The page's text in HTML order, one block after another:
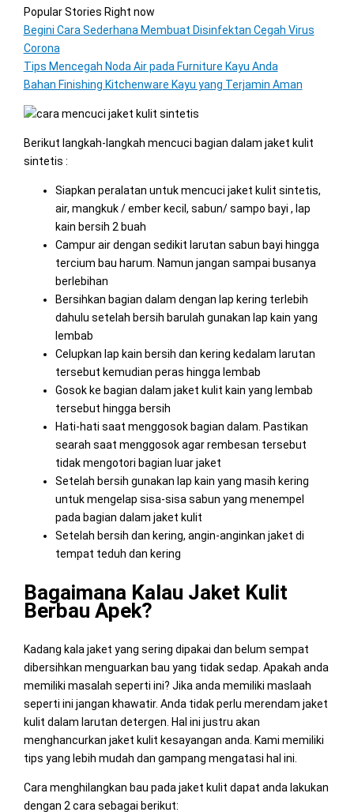
Popular Stories Right now
Begini Cara Sederhana Membuat Disinfektan Cegah Virus
Corona
Tips Mencegah Noda Air pada Furniture Kayu Anda
Bahan Finishing Kitchenware Kayu yang Terjamin Aman
Berikut langkah-langkah mencuci bagian dalam jaket kulit
sintetis :
Siapkan peralatan untuk mencuci jaket kulit sintetis,
air, mangkuk / ember kecil, sabun/ sampo bayi , lap
kain bersih 2 buah
Campur air dengan sedikit larutan sabun bayi hingga
tercium bau harum. Namun jangan sampai busanya
berlebihan
Bersihkan bagian dalam dengan lap kering terlebih
dahulu setelah bersih barulah gunakan lap kain yang
lembab
Celupkan lap kain bersih dan kering kedalam larutan
tersebut kemudian peras hingga lembab
Gosok ke bagian dalam jaket kulit kain yang lembab
tersebut hingga bersih
Hati-hati saat menggosok bagian dalam. Pastikan
searah saat menggosok agar rembesan tersebut
tidak mengotori bagian luar jaket
Setelah bersih gunakan lap kain yang masih kering
untuk mengelap sisa-sisa sabun yang menempel
pada bagian dalam jaket kulit
Setelah bersih dan kering, angin-anginkan jaket di
tempat teduh dan kering
Bagaimana Kalau Jaket Kulit
Berbau Apek?
Kadang kala jaket yang sering dipakai dan belum sempat
dibersihkan menguarkan bau yang tidak sedap. Apakah anda
memiliki masalah seperti ini? Jika anda memiliki maslaah
seperti ini jangan khawatir. Anda tidak perlu merendam jaket
kulit dalam larutan detergen. Hal ini justru akan
menghancurkan jaket kulit kesayangan anda. Kami memiliki
tips yang lebih mudah dan gampang mengatasi hal ini.
Cara menghilangkan bau pada jaket kulit dapat anda lakukan
dengan 2 cara sebagai berikut: